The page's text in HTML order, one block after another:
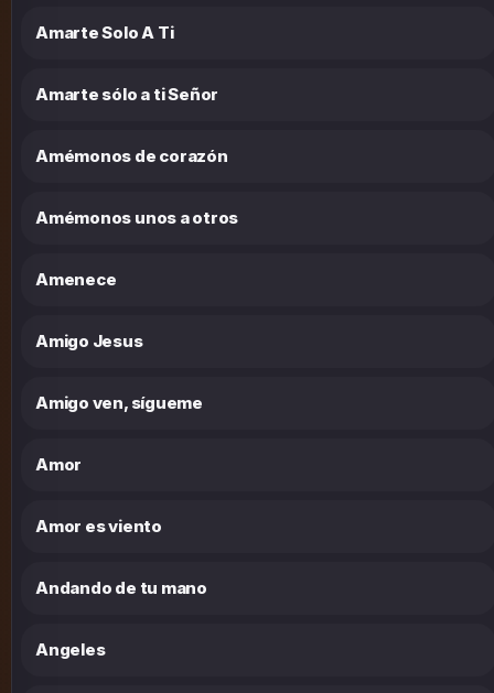
Amarte Solo A Ti
Amarte sólo a ti Señor
Amémonos de corazón
Amémonos unos a otros
Amenece
Amigo Jesus
Amigo ven, sígueme
Amor
Amor es viento
Andando de tu mano
Angeles